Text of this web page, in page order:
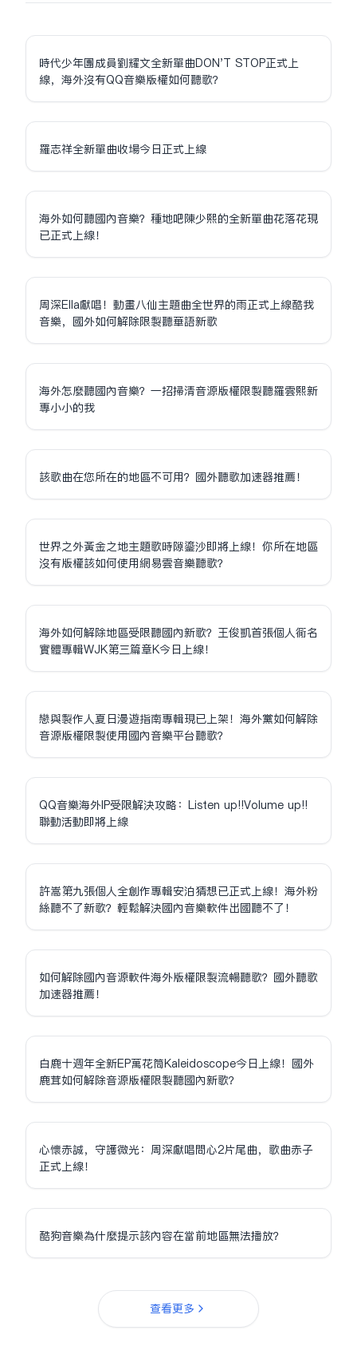
時代少年團成員劉耀文全新單曲DON'T STOP正式上
線，海外沒有QQ音樂版權如何聽歌？
羅志祥全新單曲收場今日正式上線
海外如何聽國內音樂？種地吧陳少熙的全新單曲花落花現
已正式上線！
周深Ella獻唱！動畫八仙主題曲全世界的雨正式上線酷我
音樂，國外如何解除限制聽華語新歌
海外怎麼聽國內音樂？一招掃清音源版權限制聽羅雲熙新
專小小的我
該歌曲在您所在的地區不可用？國外聽歌加速器推薦！
世界之外黃金之地主題歌時隙鎏沙即將上線！你所在地區
沒有版權該如何使用網易雲音樂聽歌？
海外如何解除地區受限聽國內新歌？王俊凱首張個人同名
實體專輯WJK第三篇章K今日上線！
戀與製作人夏日漫遊指南專輯現已上架！海外黨如何解除
音源版權限制使用國內音樂平台聽歌？
QQ音樂海外IP受限解決攻略：Listen up!!Volume up!!
聯動活動即將上線
許嵩第九張個人全創作專輯安泊猜想已正式上線！海外粉
絲聽不了新歌？輕鬆解決國內音樂軟件出國聽不了！
如何解除國內音源軟件海外版權限制流暢聽歌？國外聽歌
加速器推薦！
白鹿十週年全新EP萬花筒Kaleidoscope今日上線！國外
鹿茸如何解除音源版權限制聽國內新歌？
心懷赤誠，守護微光：周深獻唱問心2片尾曲，歌曲赤子
正式上線！
酷狗音樂為什麼提示該內容在當前地區無法播放？
查看更多